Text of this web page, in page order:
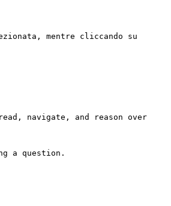
mentre cliccando su
navigate, and reason over
a question.